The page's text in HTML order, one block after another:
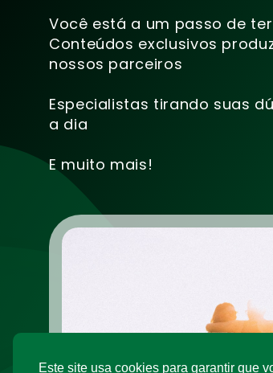
Este site usa cookies para garantir que
Você está a um passo de
Conteúdos exclusivos
nossos parceiros
Especialistas tirando suas
a dia
E muito mais!